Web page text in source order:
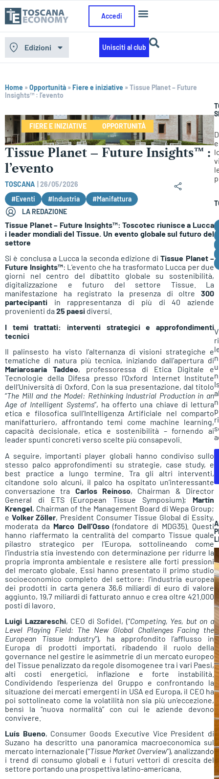
Accedi
Edizioni Unisciti al club
Home »Opportunità »Fiere e iniziative »Tissue Planet – Future
Insights™ : l’evento
FIERE E INIZIATIVE OPPORTUNITÀ
Tissue Planet – Future Insights™ :
l’evento
TOSCANA
26/05/2026
#Eventi
#Industria
#Manifattura
LA REDAZIONE
Tissue Planet – Future Insights™: Toscotec riunisce a Lucca
i leader mondiali del Tissue. Un evento globale sul futuro del
settore
Si è conclusa a Lucca la seconda edizione diTissue Planet –
Future Insights™: L’evento che ha trasformato Lucca per due
giorni nel centro del dibattito globale su sostenibilità,
digitalizzazione e futuro del settore Tissue. La
manifestazione ha registrato la presenza di oltre 300
partecipanti in rappresentanza di più di 40 aziende
provenienti da 25 paesi diversi.
I temi trattati: interventi strategici e approfondimenti
tecnici
Il palinsesto ha visto l’alternanza di visioni strategiche e
tematiche di natura più tecnica, iniziando dall’apertura di
Mariarosaria Taddeo, professoressa di Etica Digitale e
Tecnologie della Difesa presso l’Oxford Internet Institute
dell’Università di Oxford. Con la sua presentazione, dal titolo
“The Mill and the Model: Rethinking Industrial Production in an
Age of Intelligent Systems”, ha offerto una chiave di lettura
etica e filosofica sull’Intelligenza Artificiale nel comparto
manifatturiero, affrontando temi come machine learning,
capacità decisionale, etica e sostenibilità – fornendo ai
leader spunti concreti verso scelte più consapevoli.
A seguire, importanti player globali hanno condiviso sullo
stesso palco approfondimenti su strategie, case study, e
best practice a lungo termine. Tra gli altri interventi,
citandone solo alcuni, il palco ha ospitato un’interessante
conversazione tra Carlos Reinoso, Chairman & Director
General di ETS (European Tissue Symposium); Martin
Krengel, Chairman of the Management Board di Wepa Group;
e Volker Zöller, President Consumer Tissue Global di Essity,
moderata da Marco Dell’Osso(fondatore di MDG35). Questi
hanno riaffermato la centralità del comparto Tissue quale
pilastro strategico per l’Europa, sottolineando come
l’industria stia investendo con determinazione per ridurre la
propria impronta ambientale e resistere alle forti pressioni
del mercato globale. Essi hanno presentato il primo studio
socioeconomico completo del settore: l’industria europea
dei prodotti in carta genera 36,6 miliardi di euro di valore
aggiunto, 19,7 miliardi di fatturato annuo e crea oltre 421.000
posti di lavoro.
Luigi Lazzareschi, CEO di Sofidel, (“Competing, Yes, but on a
Level Playing Field: The New Global Challenges Facing the
European Tissue Industry”), ha approfondito l’afflusso in
Europa di prodotti importati, ribadendo il ruolo della
governance nel gestire le asimmetrie di un mercato europeo
del Tissue penalizzato da regole disomogenee tra i vari Paesi,
alti costi energetici, inflazione e forte instabilità.
Condividendo l’esperienza del Gruppo e confrontando la
situazione dei mercati emergenti in USA ed Europa, il CEO ha
poi sottolineato come la volatilità non sia più un’eccezione,
bensì la “nuova normalità” con cui le aziende devono
convivere.
Luís Bueno, Consumer Goods Executive Vice President di
Suzano ha descritto una panoramica macroeconomica sul
mercato internazionale (“Tissue Market Overview”), analizzando
i trend di consumo globali e i futuri vettori di crescita del
settore portando una prospettiva latino-americana.